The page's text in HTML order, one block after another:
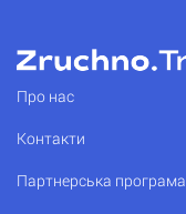
Про нас
Контакти
Партнерська програма